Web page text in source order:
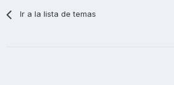
Ir a la lista de temas